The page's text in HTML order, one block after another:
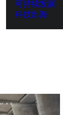
可持续发展
科技出海